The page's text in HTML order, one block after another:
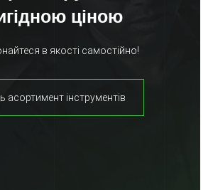
ціною
в якості самостійно!
асортимент інструментів